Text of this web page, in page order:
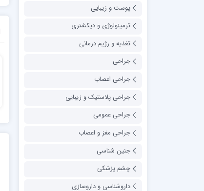
پوست و زیبایی
ترمینولوژی و دیکشنری
تغذیه و رژیم درمانی
جراحی
جراحی اعصاب
جراحی پلاستیک و زیبایی
جراحی عمومی
جراحی مغز و اعصاب
جنین شناسی
چشم پزشکی
داروشناسی و داروسازی